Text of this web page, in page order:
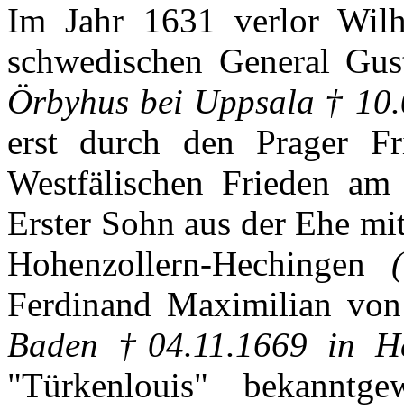
Im Jahr 1631 verlor
schwedischen General
Örbyhus bei Uppsala †
erst durch den Prager
Westfälischen Frieden
Erster Sohn aus der Ehe
Hohenzollern-Hechingen
Ferdinand Maximilian
Baden †04.11.1669 in
"Türkenlouis"